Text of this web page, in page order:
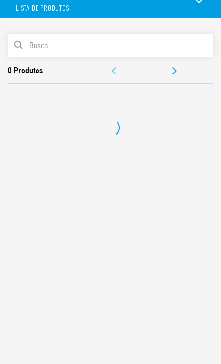
Tensão nominal: 230 V AC
Corrente nominal: até 16 A
Versão disponível com LED indicador de tensão
Montagem em painel ou calha DIN TS 35mm (EN 60715)
LISTA DE PRODUTOS
LISTA DE PRODUTOS
APROVAÇÕES